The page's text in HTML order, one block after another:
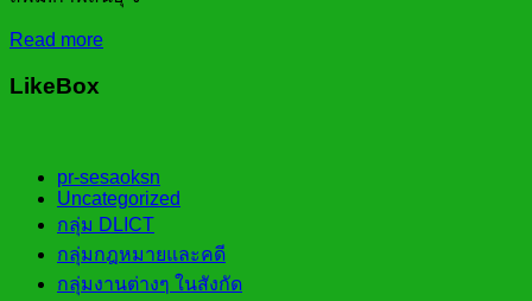
Read more
LikeBox
pr-sesaoksn
Uncategorized
กลุ่ม DLICT
กลุ่มกฎหมายและคดี
กลุ่มงานต่างๆ ในสังกัด